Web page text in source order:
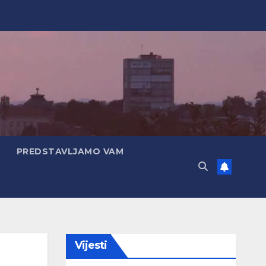
PREDSTAVLJAMO VAM
Vijesti